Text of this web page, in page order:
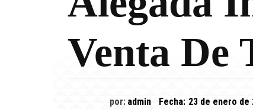
Venta De
por: admin Fecha: 23 de enero de